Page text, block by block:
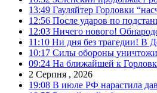
13:49 Гауляйтер Горловки
12:56 После ударов по
12:03 Ничего нового!
11:10 Ни дня без трагедии! В
10:17 Силы обороны
09:24 На ближайшей к
2 Серпня , 2026
19:08 В июле РФ нарастила